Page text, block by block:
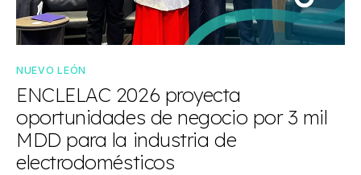
NUEVO LEÓN
ENCLELAC 2026 proyecta
oportunidades de negocio por 3 mil
MDD para la industria de
electrodomésticos